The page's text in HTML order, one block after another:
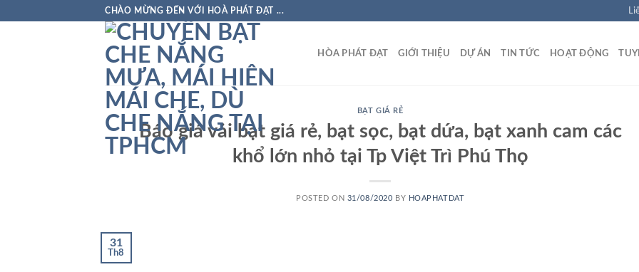
CHÀO MỪNG ĐẾN VỚI HOÀ PHÁT ĐẠT ...
HÒA PHÁT ĐẠT GIỚI THIỆU DỰ ÁN TIN TỨC HOẠT ĐỘNG
BẠT GIÁ RẺ
Báo giá vải bạt giá rẻ, bạt sọc, bạt dứa, bạt xanh cam các
khổ lớn nhỏ tại Tp Việt Trì Phú Thọ
POSTED ON 31/08/2020 BY HOAPHATDAT
31
Th8